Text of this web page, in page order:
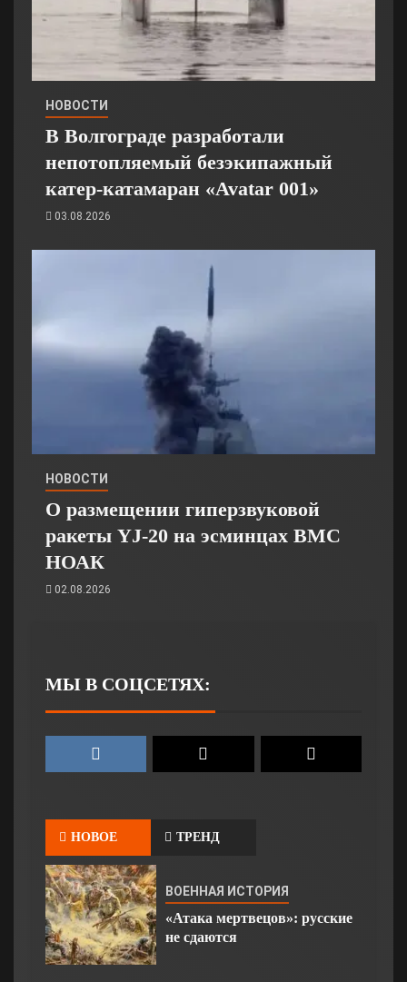
НОВОСТИ
В Волгограде разработали
непотопляемый безэкипажный
катер-катамаран «Avatar 001»
03.08.2026
НОВОСТИ
О размещении гиперзвуковой
ракеты YJ-20 на эсминцах ВМС
НОАК
02.08.2026
МЫ В СОЦСЕТЯХ:
НОВОЕ ТРЕНД
ВОЕННАЯ ИСТОРИЯ
«Атака мертвецов»: русские
не сдаются